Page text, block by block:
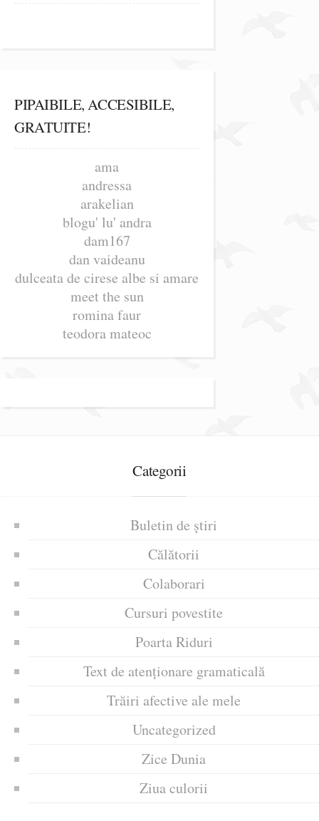
PIPAIBILE, ACCESIBILE,
GRATUITE!
ama
andressa
arakelian
blogu' lu' andra
dam167
dan vaideanu
dulceata de cirese albe si amare
meet the sun
romina faur
teodora mateoc
Categorii
Buletin de știri
Călătorii
Colaborari
Cursuri povestite
Poarta Riduri
Text de atenționare gramaticală
Trăiri afective ale mele
Uncategorized
Zice Dunia
Ziua culorii